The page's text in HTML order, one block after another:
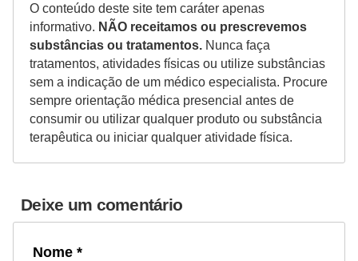
O conteúdo deste site tem caráter apenas
informativo. NÃO receitamos ou prescrevemos
substâncias ou tratamentos. Nunca faça
tratamentos, atividades físicas ou utilize substâncias
sem a indicação de um médico especialista. Procure
sempre orientação médica presencial antes de
consumir ou utilizar qualquer produto ou substância
terapêutica ou iniciar qualquer atividade física.
Deixe um comentário
Nome *